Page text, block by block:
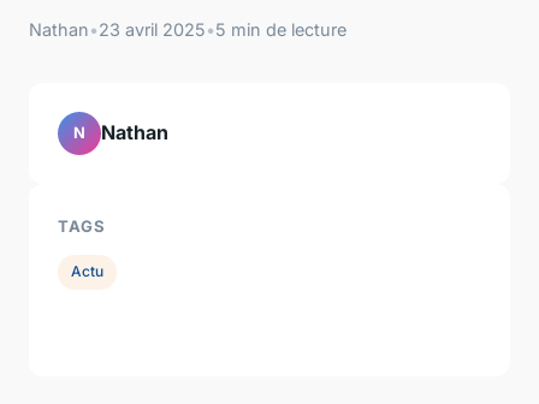
Nathan•23 avril 2025•5 min de lecture
N Nathan
TAGS
Actu